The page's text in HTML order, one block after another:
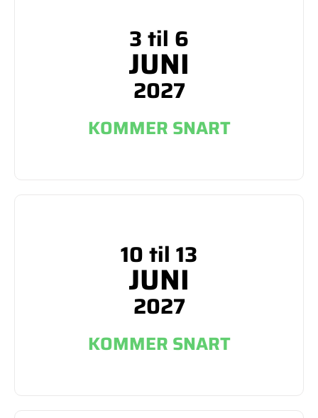
3 til 6
JUNI
2027
KOMMER SNART
10 til 13
JUNI
2027
KOMMER SNART